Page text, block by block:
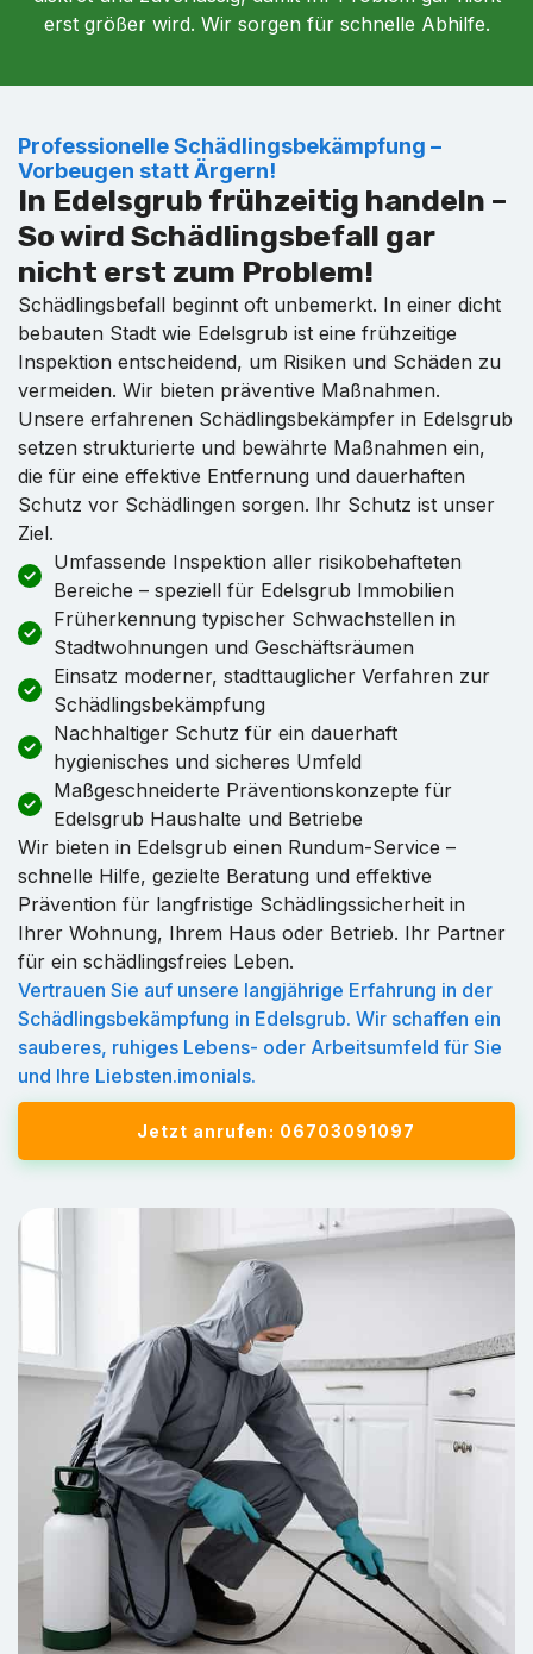
erst größer wird. Wir sorgen für schnelle Abhilfe.
Professionelle Schädlingsbekämpfung –
Vorbeugen statt Ärgern!
In Edelsgrub frühzeitig handeln –
So wird Schädlingsbefall gar
nicht erst zum Problem!
Schädlingsbefall beginnt oft unbemerkt. In einer dicht
bebauten Stadt wie Edelsgrub ist eine frühzeitige
Inspektion entscheidend, um Risiken und Schäden zu
vermeiden. Wir bieten präventive Maßnahmen.
Unsere erfahrenen Schädlingsbekämpfer in Edelsgrub
setzen strukturierte und bewährte Maßnahmen ein,
die für eine effektive Entfernung und dauerhaften
Schutz vor Schädlingen sorgen. Ihr Schutz ist unser
Ziel.
Umfassende Inspektion aller risikobehafteten
Bereiche – speziell für Edelsgrub Immobilien
Früherkennung typischer Schwachstellen in
Stadtwohnungen und Geschäftsräumen
Einsatz moderner, stadttauglicher Verfahren zur
Schädlingsbekämpfung
Nachhaltiger Schutz für ein dauerhaft
hygienisches und sicheres Umfeld
Maßgeschneiderte Präventionskonzepte für
Edelsgrub Haushalte und Betriebe
Wir bieten in Edelsgrub einen Rundum-Service –
schnelle Hilfe, gezielte Beratung und effektive
Prävention für langfristige Schädlingssicherheit in
Ihrer Wohnung, Ihrem Haus oder Betrieb. Ihr Partner
für ein schädlingsfreies Leben.
Vertrauen Sie auf unsere langjährige Erfahrung in der
Schädlingsbekämpfung in Edelsgrub. Wir schaffen ein
sauberes, ruhiges Lebens- oder Arbeitsumfeld für Sie
und Ihre Liebsten.imonials.
Jetzt anrufen: 06703091097